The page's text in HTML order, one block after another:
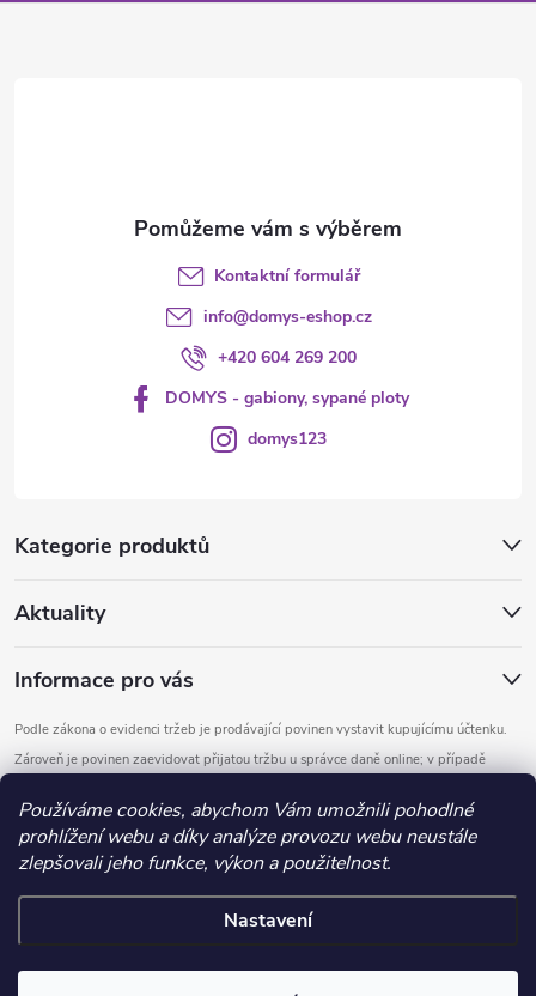
Používáme cookies, abychom Vám umožnili pohodlné
prohlížení webu a díky analýze provozu webu neustále
zlepšovali jeho funkce, výkon a použitelnost.
Nastavení
a
Kategorie produktů
Aktuality
Informace pro vás
Podle zákona o evidenci tržeb je prodávající povinen vystavit kupujícímu účtenku.
Zároveň je povinen zaevidovat přijatou tržbu u správce daně online; v případě
Kontaktní formulář
info@domys-eshop.cz
+420 604 269 200
DOMYS - gabiony, sypané ploty
domys123
Vytvořil Shoptet
Copyright 2026DOMYS. Všechna práva vyhrazena.